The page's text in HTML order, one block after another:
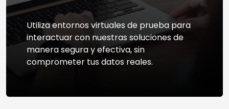
Utiliza entornos virtuales de prueba para
interactuar con nuestras soluciones de
manera segura y efectiva, sin
comprometer tus datos reales.